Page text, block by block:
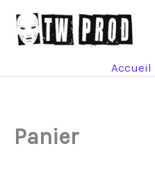
contenu
Accueil
Panier